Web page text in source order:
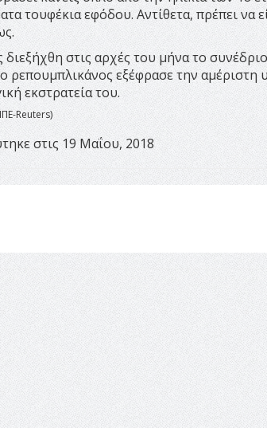
τουφέκια εφόδου. Αντίθετα, πρέπει να
διεξήχθη στις αρχές του μήνα το
ρεπουμπλικάνος εξέφρασε την
εκστρατεία του.
Reuters)
στις 19 Μαΐου, 2018